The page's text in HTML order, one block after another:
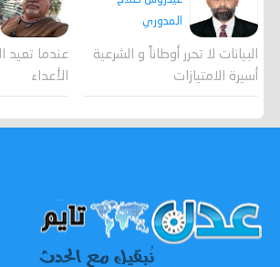
المدوري
البيانات لا تحرر أوطاناً و الشرعية
أسيرة الامتيازات
عندما تعيد
الأعداء